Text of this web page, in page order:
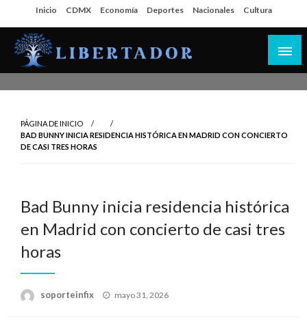
al
contenido
Inicio CDMX Economía Deportes Nacionales Cultura
PÁGINA DE INICIO
BAD BUNNY INICIA RESIDENCIA HISTÓRICA EN MADRID CON CONCIERTO
DE CASI TRES HORAS
Bad Bunny inicia residencia histórica
en Madrid con concierto de casi tres
horas
soporteinfix
Publicado
mayo 31, 2026